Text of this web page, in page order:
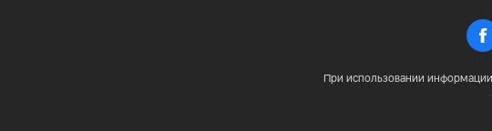
При использовании